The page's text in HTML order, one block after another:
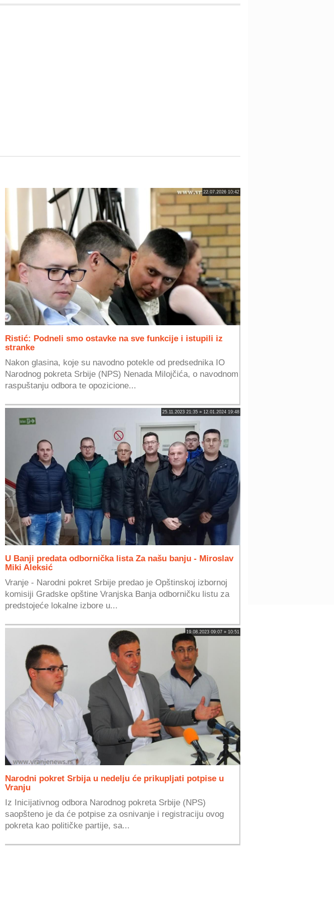
22.07.2026 10:42
Ristić: Podneli smo ostavke na sve funkcije i istupili iz
stranke
Nakon glasina, koje su navodno potekle od predsednika IO
Narodnog pokreta Srbije (NPS) Nenada Milojčića, o navodnom
raspuštanju odbora te opozicione...
25.11.2023 21:35 » 12.01.2024 19:48
U Banji predata odbornička lista Za našu banju - Miroslav
Miki Aleksić
Vranje - Narodni pokret Srbije predao je Opštinskoj izbornoj
komisiji Gradske opštine Vranjska Banja odborničku listu za
predstojeće lokalne izbore u...
19.08.2023 09:07 » 10:51
Narodni pokret Srbija u nedelju će prikupljati potpise u
Vranju
Iz Inicijativnog odbora Narodnog pokreta Srbije (NPS)
saopšteno je da će potpise za osnivanje i registraciju ovog
pokreta kao političke partije, sa...